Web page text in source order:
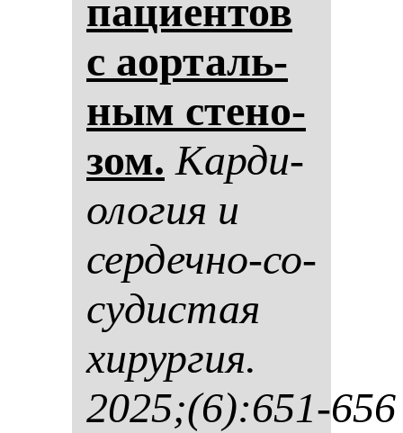
па­ци­ен­тов
с аор­таль­
ным сте­но­
зом. Кар­ди­
оло­гия и
сер­деч­но-со­
су­дис­тая
хи­рур­гия.
2025;(6):651-656